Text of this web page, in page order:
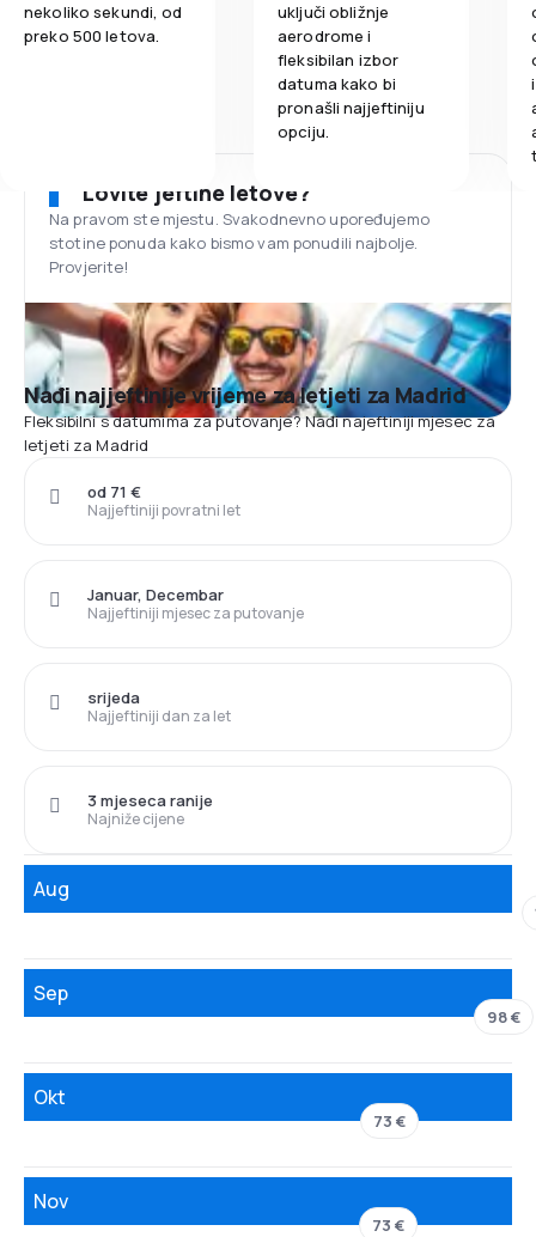
nekoliko sekundi, od
preko 500 letova.
uključi obližnje
aerodrome i
fleksibilan izbor
datuma kako bi
pronašli najjeftiniju
opciju.
Lovite jeftine letove?
Na pravom ste mjestu. Svakodnevno upoređujemo
stotine ponuda kako bismo vam ponudili najbolje.
Provjerite!
Nađi najjeftinije vrijeme za letjeti za Madrid
Fleksibilni s datumima za putovanje? Nađi najeftiniji mjesec za
letjeti za Madrid
Najjeftiniji povratni let
od 71 €
Najjeftiniji mjesec za putovanje
Januar, Decembar
Najjeftiniji dan za let
srijeda
Najniže cijene
3 mjeseca ranije
Aug
Sep
98 €
Okt
73 €
Nov
73 €